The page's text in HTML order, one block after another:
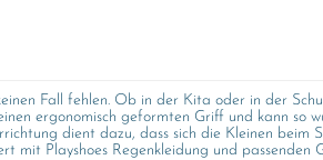
Fall fehlen. Ob in der Kita oder in der
ergonomisch geformten Griff und kann
dient dazu, dass sich die Kleinen
mit Playshoes Regenkleidung und